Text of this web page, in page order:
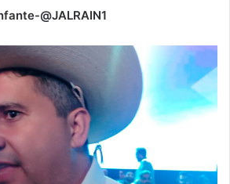
@JALRAIN1